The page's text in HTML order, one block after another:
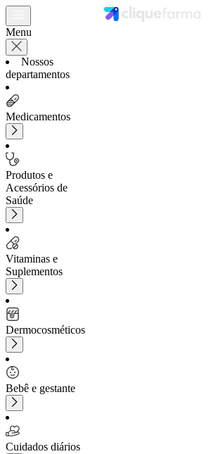
Menu
Nossos
departamentos
Medicamentos
Produtos e
Acessórios de
Saúde
Vitaminas e
Suplementos
Dermocosméticos
Bebê e gestante
Cuidados diários